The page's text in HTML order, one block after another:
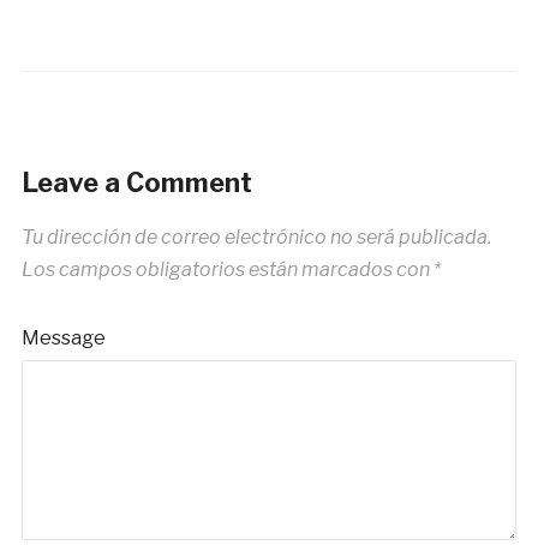
Leave a Comment
Tu dirección de correo electrónico no será publicada.
Los campos obligatorios están marcados con *
Message